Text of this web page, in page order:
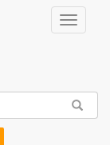
Toggle